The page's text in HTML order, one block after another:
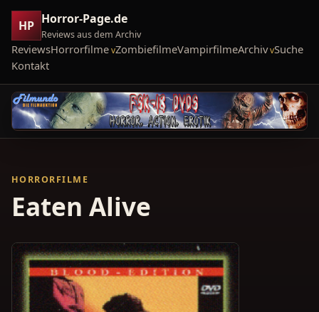
HP Horror-Page.de
Reviews aus dem Archiv
ReviewsHorrorfilme ZombiefilmeVampirfilmeArchiv Suche
Kontakt
HORRORFILME
Eaten Alive